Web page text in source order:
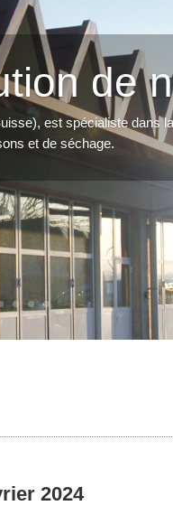
de
est spécialiste dans
et de séchage.
2024